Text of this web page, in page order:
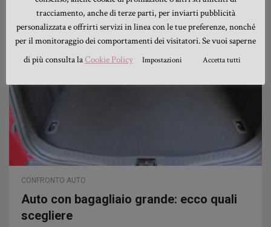
CONFRONTO AUTO
Auto con bagagliaio grande: ecco quali
scegliere
tracciamento, anche di terze parti, per inviarti pubblicità
personalizzata e offrirti servizi in linea con le tue preferenze, nonché
per il monitoraggio dei comportamenti dei visitatori. Se vuoi saperne
di più consulta laCookie Policy Impostazioni Accetta tutti